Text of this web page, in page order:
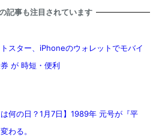
記事も注目されています
スター、iPhoneのウォレットでモバイ
が 時短・便利
は何の日？1月7日】1989年 元号が『平
わる。